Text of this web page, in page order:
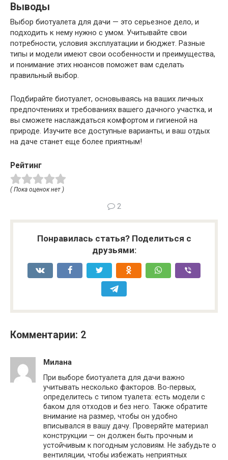
Выводы
Выбор биотуалета для дачи — это серьезное дело, и
подходить к нему нужно с умом. Учитывайте свои
потребности, условия эксплуатации и бюджет. Разные
типы и модели имеют свои особенности и преимущества,
и понимание этих нюансов поможет вам сделать
правильный выбор.
Подбирайте биотуалет, основываясь на ваших личных
предпочтениях и требованиях вашего дачного участка, и
вы сможете наслаждаться комфортом и гигиеной на
природе. Изучите все доступные варианты, и ваш отдых
на даче станет еще более приятным!
Рейтинг
( Пока оценок нет )
2
Понравилась статья? Поделиться с
друзьями:
Комментарии: 2
Милана
При выборе биотуалета для дачи важно
учитывать несколько факторов. Во-первых,
определитесь с типом туалета: есть модели с
баком для отходов и без него. Также обратите
внимание на размер, чтобы он удобно
вписывался в вашу дачу. Проверяйте материал
конструкции — он должен быть прочным и
устойчивым к погодным условиям. Не забудьте о
вентиляции, чтобы избежать неприятных